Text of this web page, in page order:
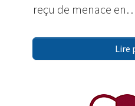
reçu de menace
Lire